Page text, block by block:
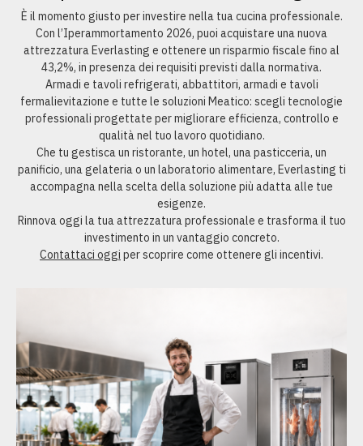
È il momento giusto per investire nella tua cucina professionale.
Con l’Iperammortamento 2026, puoi acquistare una nuova
attrezzatura Everlasting e ottenere un risparmio fiscale fino al
43,2%, in presenza dei requisiti previsti dalla normativa.
Armadi e tavoli refrigerati, abbattitori, armadi e tavoli
fermalievitazione e tutte le soluzioni Meatico: scegli tecnologie
professionali progettate per migliorare efficienza, controllo e
qualità nel tuo lavoro quotidiano.
Che tu gestisca un ristorante, un hotel, una pasticceria, un
panificio, una gelateria o un laboratorio alimentare, Everlasting ti
accompagna nella scelta della soluzione più adatta alle tue
esigenze.
Rinnova oggi la tua attrezzatura professionale e trasforma il tuo
investimento in un vantaggio concreto.
Contattaci oggi per scoprire come ottenere gli incentivi.